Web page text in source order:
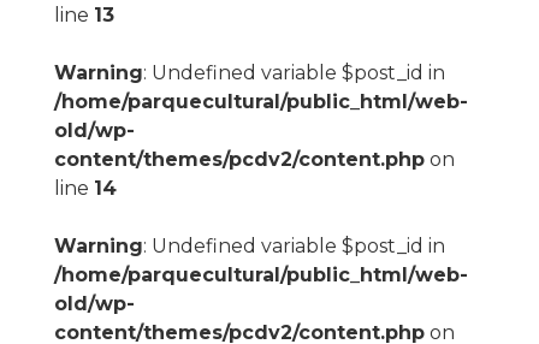
line 13
Warning: Undefined variable $post_id in
/home/parquecultural/public_html/web-
old/wp-
content/themes/pcdv2/content.phpon
line 14
Warning: Undefined variable $post_id in
/home/parquecultural/public_html/web-
old/wp-
content/themes/pcdv2/content.phpon